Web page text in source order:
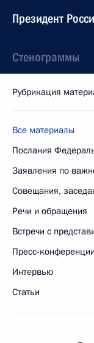
Президент
Стенограммы
Рубрикация
Все материалы
Послания
Заявления по
Совещания,
Речи и обращения
Встречи с
Пресс-конференции
Интервью
Статьи